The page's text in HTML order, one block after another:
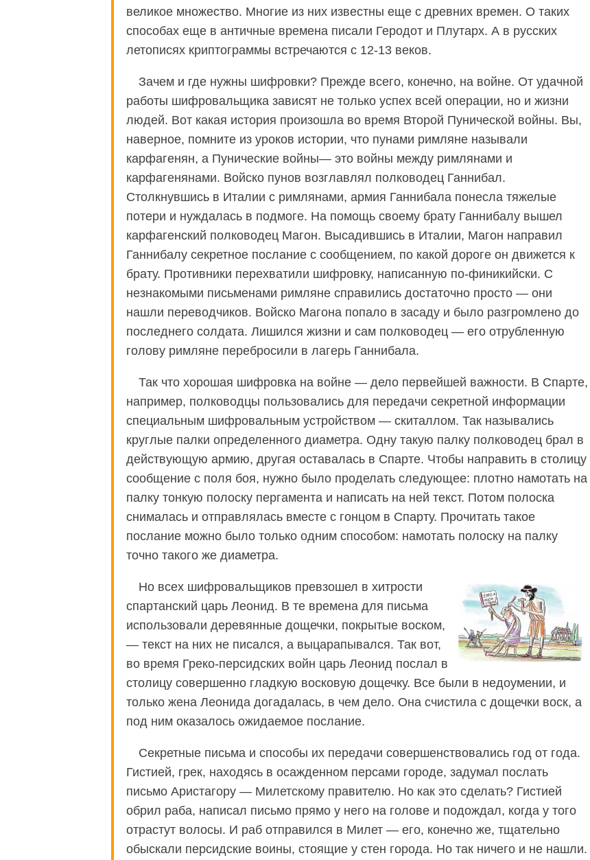
великое множество. Многие из них известны еще с древних времен. О таких
способах еще в античные времена писали Геродот и Плутарх. А в русских
летописях криптограммы встречаются с 12-13 веков.
Зачем и где нужны шифровки? Прежде всего, конечно, на войне. От удачной
работы шифровальщика зависят не только успех всей операции, но и жизни
людей. Вот какая история произошла во время Второй Пунической войны. Вы,
наверное, помните из уроков истории, что пунами римляне называли
карфагенян, а Пунические войны— это войны между римлянами и
карфагенянами. Войско пунов возглавлял полководец Ганнибал.
Столкнувшись в Италии с римлянами, армия Ганнибала понесла тяжелые
потери и нуждалась в подмоге. На помощь своему брату Ганнибалу вышел
карфагенский полководец Магон. Высадившись в Италии, Магон направил
Ганнибалу секретное послание с сообщением, по какой дороге он движется к
брату. Противники перехватили шифровку, написанную по-финикийски. С
незнакомыми письменами римляне справились достаточно просто — они
нашли переводчиков. Войско Магона попало в засаду и было разгромлено до
последнего солдата. Лишился жизни и сам полководец — его отрубленную
голову римляне перебросили в лагерь Ганнибала.
Так что хорошая шифровка на войне — дело первейшей важности. В Спарте,
например, полководцы пользовались для передачи секретной информации
специальным шифровальным устройством — скиталлом. Так назывались
круглые палки определенного диаметра. Одну такую палку полководец брал в
действующую армию, другая оставалась в Спарте. Чтобы направить в столицу
сообщение с поля боя, нужно было проделать следующее: плотно намотать на
палку тонкую полоску пергамента и написать на ней текст. Потом полоска
снималась и отправлялась вместе с гонцом в Спарту. Прочитать такое
послание можно было только одним способом: намотать полоску на палку
точно такого же диаметра.
Но всех шифровальщиков превзошел в хитрости
спартанский царь Леонид. В те времена для письма
использовали деревянные дощечки, покрытые воском,
— текст на них не писался, а выцарапывался. Так вот,
во время Греко-персидских войн царь Леонид послал в
столицу совершенно гладкую восковую дощечку. Все были в недоумении, и
только жена Леонида догадалась, в чем дело. Она счистила с дощечки воск, а
под ним оказалось ожидаемое послание.
Секретные письма и способы их передачи совершенствовались год от года.
Гистией, грек, находясь в осажденном персами городе, задумал послать
письмо Аристагору — Милетскому правителю. Но как это сделать? Гистией
обрил раба, написал письмо прямо у него на голове и подождал, когда у того
отрастут волосы. И раб отправился в Милет — его, конечно же, тщательно
обыскали персидские воины, стоящие у стен города. Но так ничего и не нашли.